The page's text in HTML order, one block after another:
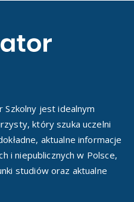
jest idealnym
który szuka uczelni
aktualne informacje
i niepublicznych w Polsce,
studiów oraz aktualne